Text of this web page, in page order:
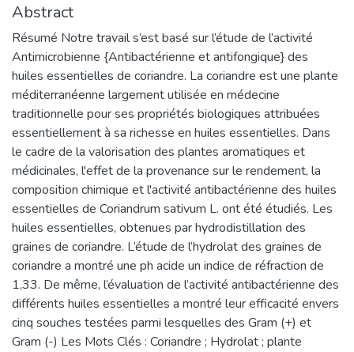
Abstract
Résumé Notre travail s’est basé sur l’étude de l’activité
Antimicrobienne {Antibactérienne et antifongique} des
huiles essentielles de coriandre. La coriandre est une plante
méditerranéenne largement utilisée en médecine
traditionnelle pour ses propriétés biologiques attribuées
essentiellement à sa richesse en huiles essentielles. Dans
le cadre de la valorisation des plantes aromatiques et
médicinales, l'effet de la provenance sur le rendement, la
composition chimique et l'activité antibactérienne des huiles
essentielles de Coriandrum sativum L. ont été étudiés. Les
huiles essentielles, obtenues par hydrodistillation des
graines de coriandre. L’étude de l’hydrolat des graines de
coriandre a montré une ph acide un indice de réfraction de
1,33. De même, l’évaluation de l’activité antibactérienne des
différents huiles essentielles a montré leur efficacité envers
cinq souches testées parmi lesquelles des Gram (+) et
Gram (-) Les Mots Clés : Coriandre ; Hydrolat ; plante